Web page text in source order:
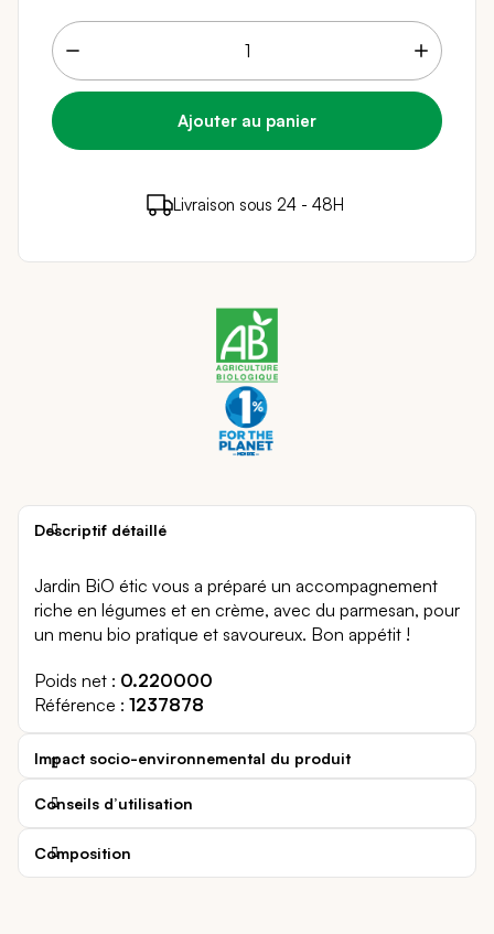
3 points de fidélité ( 0,06 € )
en achetant ce
Livraison sous 24 - 48H
Paiement sécurisé
Descriptif détaillé
Jardin BiO étic vous a préparé un accompagnement
riche en légumes et en crème, avec du parmesan, pour
un menu bio pratique et savoureux. Bon appétit !
Poids net
0.220000
Référence
1237878
Impact socio-environnemental du produit
Conseils d’utilisation
Composition